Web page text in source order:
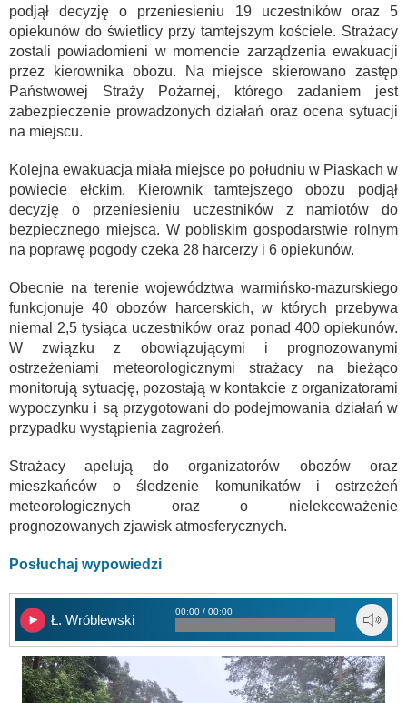
podjął decyzję o przeniesieniu 19 uczestników oraz 5
opiekunów do świetlicy przy tamtejszym kościele. Strażacy
zostali powiadomieni w momencie zarządzenia ewakuacji
przez kierownika obozu. Na miejsce skierowano zastęp
Państwowej Straży Pożarnej, którego zadaniem jest
zabezpieczenie prowadzonych działań oraz ocena sytuacji
na miejscu.
Kolejna ewakuacja miała miejsce po południu w Piaskach w
powiecie ełckim. Kierownik tamtejszego obozu podjął
decyzję o przeniesieniu uczestników z namiotów do
bezpiecznego miejsca. W pobliskim gospodarstwie rolnym
na poprawę pogody czeka 28 harcerzy i 6 opiekunów.
Obecnie na terenie województwa warmińsko-mazurskiego
funkcjonuje 40 obozów harcerskich, w których przebywa
niemal 2,5 tysiąca uczestników oraz ponad 400 opiekunów.
W związku z obowiązującymi i prognozowanymi
ostrzeżeniami meteorologicznymi strażacy na bieżąco
monitorują sytuację, pozostają w kontakcie z organizatorami
wypoczynku i są przygotowani do podejmowania działań w
przypadku wystąpienia zagrożeń.
Strażacy apelują do organizatorów obozów oraz
mieszkańców o śledzenie komunikatów i ostrzeżeń
meteorologicznych oraz o nielekceważenie
prognozowanych zjawisk atmosferycznych.
Posłuchaj wypowiedzi
Ł. Wróblewski
00:00 / 00:00